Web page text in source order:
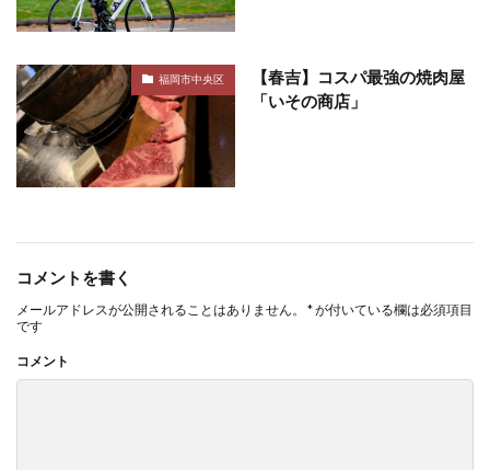
福岡市中央区
【春吉】コスパ最強の焼肉屋
「いその商店」
コメントを書く
メールアドレスが公開されることはありません。 *が付いている欄は必須項目
です
コメント